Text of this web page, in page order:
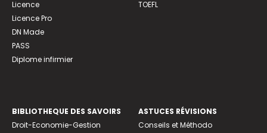
Licence
Licence Pro
DN Made
PASS
Diplome infirmier
TOEFL
BIBLIOTHEQUE DES SAVOIRS
Droit-Economie-Gestion
ASTUCES RÉVISIONS
Conseils et Méthodo